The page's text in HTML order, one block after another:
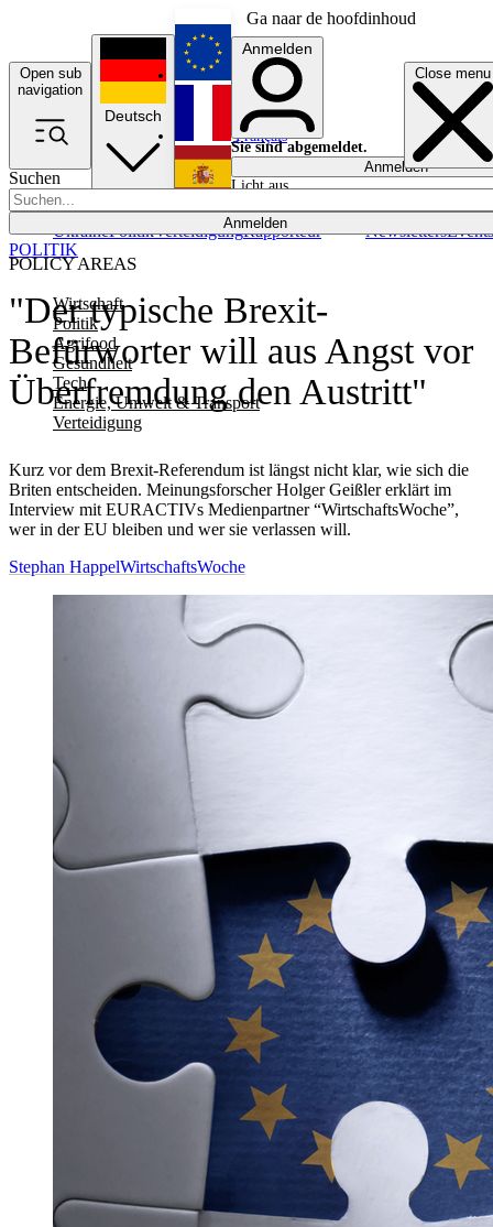
Ga naar de hoofdinhoud
Open sub
navigation
Close menu
Suchen
Anmelden
POLICY AREAS
Wirtschaft
Politik
Agrifood
Gesundheit
Tech
Energie, Umwelt & Transport
Verteidigung
UkrainePolitikVerteidigungRapporteur NewslettersEvents
Deutsch
English
Français
Anmelden
Sie sind abgemeldet.
Anmelden
Licht aus
"Der typische Brexit-
Befürworter will aus Angst vor
Überfremdung den Austritt"
Kurz vor dem Brexit-Referendum ist längst nicht klar, wie sich die
Briten entscheiden. Meinungsforscher Holger Geißler erklärt im
Interview mit EURACTIVs Medienpartner “WirtschaftsWoche”,
wer in der EU bleiben und wer sie verlassen will.
POLITIK
Stephan HappelWirtschaftsWoche